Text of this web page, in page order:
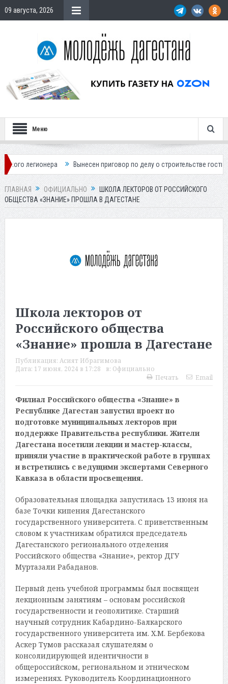
09 августа, 2026
Меню
Вынесен приговор по делу о строительстве гостиницы у
ГЛАВНАЯ ОФИЦИАЛЬНО
ШКОЛА ЛЕКТОРОВ ОТ РОССИЙСКОГО
ОБЩЕСТВА «ЗНАНИЕ» ПРОШЛА В ДАГЕСТАНЕ
Школа лекторов от
Российского общества
«Знание» прошла в Дагестане
Публикация: Асият Ибрагимова
Дата: 17 июня, 2024 в 17:28 в: Официально
Печать
Email
Филиал Российского общества «Знание» в
Республике Дагестан запустил проект по
подготовке муниципальных лекторов при
поддержке Правительства республики. Жители
Дагестана посетили лекции и мастер-классы,
приняли участие в практической работе в группах
и встретились с ведущими экспертами Северного
Кавказа в области просвещения.
Образовательная площадка запустилась 13 июня на
базе Точки кипения Дагестанского
государственного университета. С приветственным
словом к участникам обратился председатель
Дагестанского регионального отделения
Российского общества «Знание», ректор ДГУ
Муртазали Рабаданов.
Первый день учебной программы был посвящен
лекционным занятиям – основам российской
государственности и геополитике. Старший
научный сотрудник Кабардино-Балкарского
государственного университета им. Х.М. Бербекова
Аскер Тумов рассказал слушателям о
консолидирующей идентичности в
общероссийском, региональном и этническом
измерениях. Руководитель Координационного